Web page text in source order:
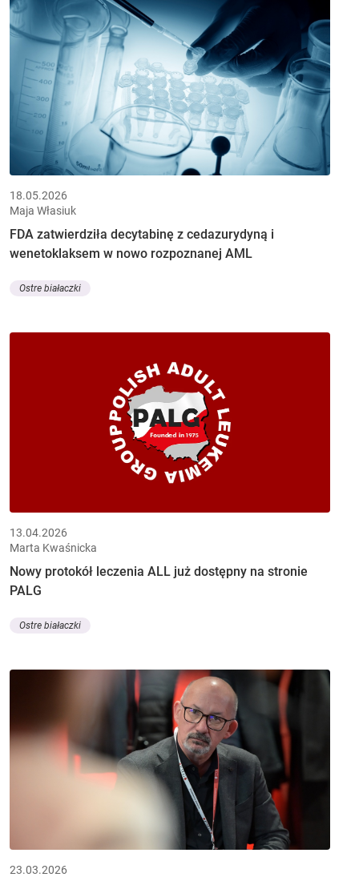
18.05.2026
Maja Własiuk
FDA zatwierdziła decytabinę z cedazurydyną i
wenetoklaksem w nowo rozpoznanej AML
Ostre białaczki
13.04.2026
Marta Kwaśnicka
Nowy protokół leczenia ALL już dostępny na stronie
PALG
Ostre białaczki
23.03.2026